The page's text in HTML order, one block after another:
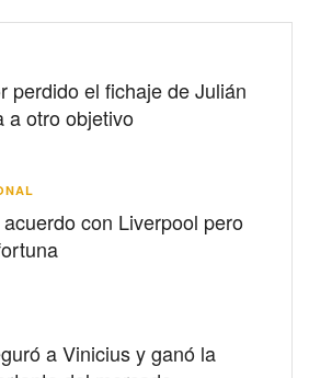
perdido el fichaje de Julián
a otro objetivo
con Liverpool pero
a Vinicius y ganó la